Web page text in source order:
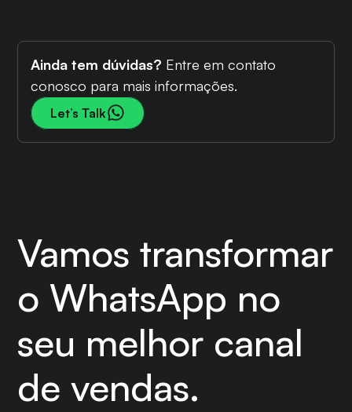
Ainda tem dúvidas? Entre em contato
conosco para mais informações.
Let’s Talk
Vamos transformar
o WhatsApp no
seu melhor canal
de vendas.